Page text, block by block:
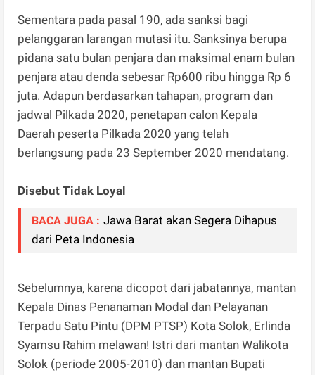
Sementara pada pasal 190, ada sanksi bagi
pelanggaran larangan mutasi itu. Sanksinya berupa
pidana satu bulan penjara dan maksimal enam bulan
penjara atau denda sebesar Rp600 ribu hingga Rp 6
juta. Adapun berdasarkan tahapan, program dan
jadwal Pilkada 2020, penetapan calon Kepala
Daerah peserta Pilkada 2020 yang telah
berlangsung pada 23 September 2020 mendatang.
Disebut Tidak Loyal
BACA JUGA : Jawa Barat akan Segera Dihapus
dari Peta Indonesia
Sebelumnya, karena dicopot dari jabatannya, mantan
Kepala Dinas Penanaman Modal dan Pelayanan
Terpadu Satu Pintu (DPM PTSP) Kota Solok, Erlinda
Syamsu Rahim melawan! Istri dari mantan Walikota
Solok (periode 2005-2010) dan mantan Bupati